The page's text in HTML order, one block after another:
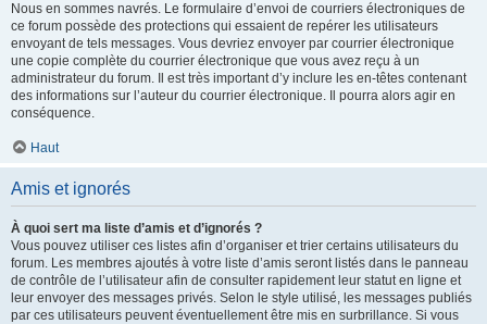
Nous en sommes navrés. Le formulaire d’envoi de courriers électroniques de
ce forum possède des protections qui essaient de repérer les utilisateurs
envoyant de tels messages. Vous devriez envoyer par courrier électronique
une copie complète du courrier électronique que vous avez reçu à un
administrateur du forum. Il est très important d’y inclure les en-têtes contenant
des informations sur l’auteur du courrier électronique. Il pourra alors agir en
conséquence.
Haut
Amis et ignorés
À quoi sert ma liste d’amis et d’ignorés ?
Vous pouvez utiliser ces listes afin d’organiser et trier certains utilisateurs du
forum. Les membres ajoutés à votre liste d’amis seront listés dans le panneau
de contrôle de l’utilisateur afin de consulter rapidement leur statut en ligne et
leur envoyer des messages privés. Selon le style utilisé, les messages publiés
par ces utilisateurs peuvent éventuellement être mis en surbrillance. Si vous